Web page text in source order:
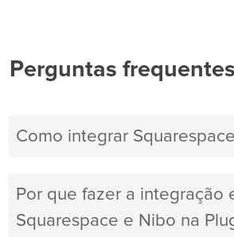
Perguntas frequentes
Como integrar
Por que fazer a integração
Squarespace e Nibo na